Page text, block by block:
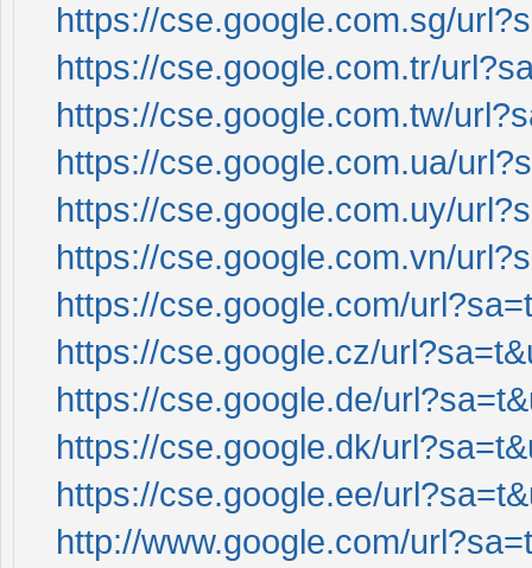
https://cse.google.com.sg/
https://cse.google.com.tr/
https://cse.google.com.tw/
https://cse.google.com.ua/
https://cse.google.com.uy/
https://cse.google.com.vn/
https://cse.google.com/
https://cse.google.cz/
https://cse.google.de/
https://cse.google.dk/
https://cse.google.ee/
http://www.google.com/